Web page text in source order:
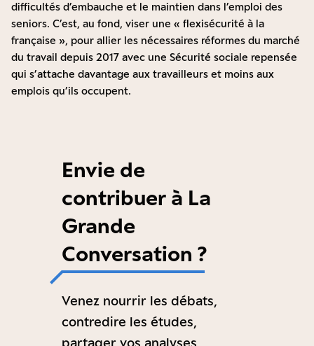
difficultés d’embauche et le maintien dans l’emploi des
seniors. C’est, au fond, viser une « flexisécurité à la
française », pour allier les nécessaires réformes du marché
du travail depuis 2017 avec une Sécurité sociale repensée
qui s’attache davantage aux travailleurs et moins aux
emplois qu’ils occupent.
Envie de
contribuer à La
Grande
Conversation ?
Venez nourrir les débats,
contredire les études,
partager vos analyses,